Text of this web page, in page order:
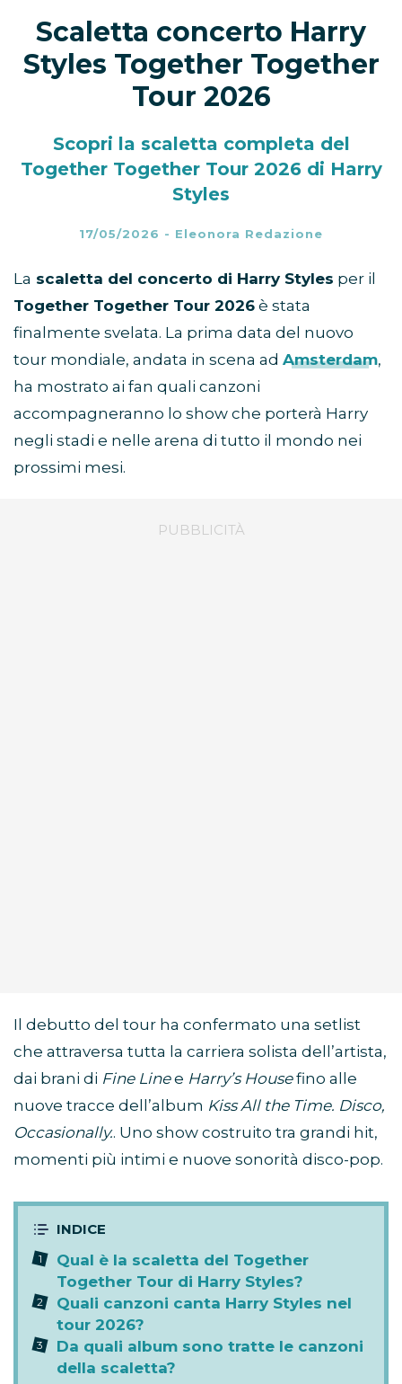
Scaletta concerto Harry
Styles Together Together
Tour 2026
Scopri la scaletta completa del
Together Together Tour 2026 di Harry
Styles
17/05/2026 - Eleonora Redazione
La scaletta del concerto di Harry Styles per il
Together Together Tour 2026 è stata
finalmente svelata. La prima data del nuovo
tour mondiale, andata in scena ad Amsterdam,
ha mostrato ai fan quali canzoni
accompagneranno lo show che porterà Harry
negli stadi e nelle arena di tutto il mondo nei
prossimi mesi.
Il debutto del tour ha confermato una setlist
che attraversa tutta la carriera solista dell’artista,
dai brani di Fine Linee Harry’s Housefino alle
nuove tracce dell’album Kiss All the Time. Disco,
Occasionally.. Uno show costruito tra grandi hit,
momenti più intimi e nuove sonorità disco-pop.
Qual è la scaletta del Together
Together Tour di Harry Styles?
Quali canzoni canta Harry Styles nel
tour 2026?
Da quali album sono tratte le canzoni
della scaletta?